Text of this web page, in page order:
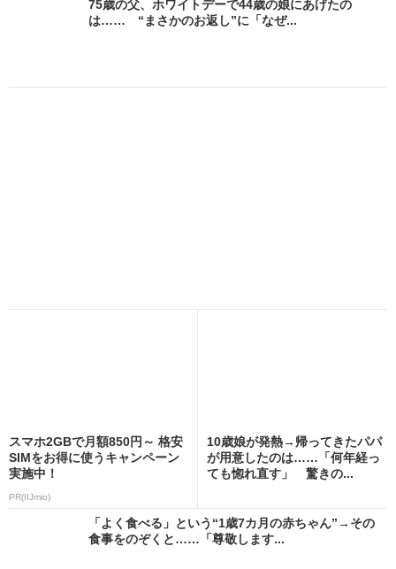
75歳の父、ホワイトデーで44歳の娘にあげたの
は…… “まさかのお返し”に「なぜ...
スマホ2GBで月額850円～ 格安
SIMをお得に使うキャンペーン
実施中！
PR(IIJmio)
10歳娘が発熱→帰ってきたパパ
が用意したのは……「何年経っ
ても惚れ直す」 驚きの...
「よく食べる」という“1歳7カ月の赤ちゃん”→その
食事をのぞくと……「尊敬します...